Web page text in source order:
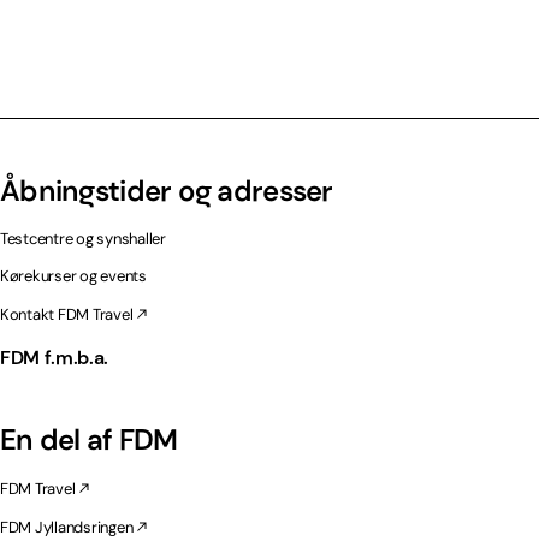
Åbningstider og adresser
Testcentre og synshaller
Kørekurser og events
Kontakt FDM Travel
FDM f.m.b.a.
En del af FDM
FDM Travel
FDM Jyllandsringen